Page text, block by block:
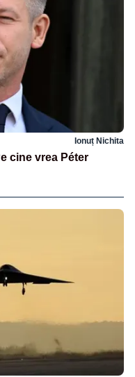
Ionuț Nichita
cine vrea Péter